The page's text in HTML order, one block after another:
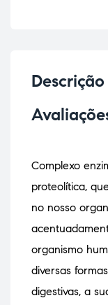
Descrição
Complexo
proteolítica,
no nosso
organismo
diversas
digestivas, a